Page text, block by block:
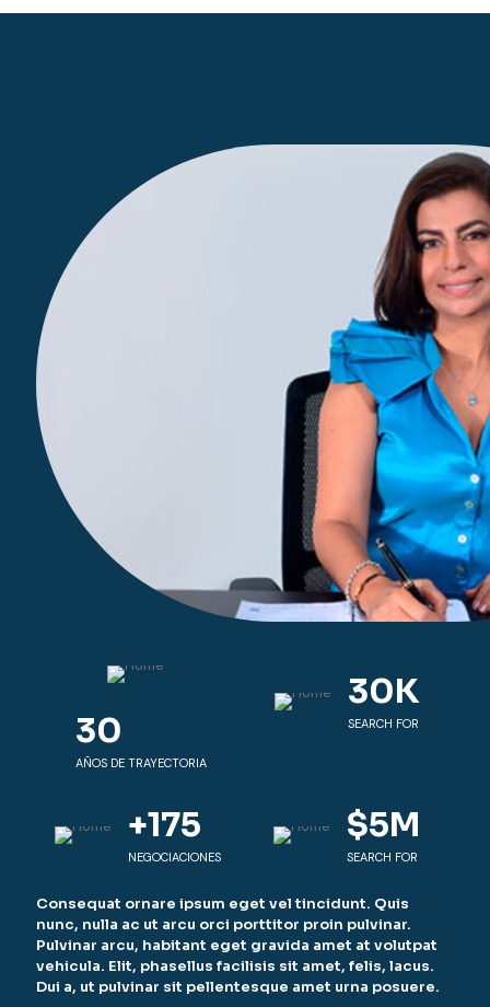
Consequat ornare ipsum eget vel tincidunt. Quis
nunc, nulla ac ut arcu orci porttitor proin pulvinar.
Pulvinar arcu, habitant eget gravida amet at volutpat
vehicula. Elit, phasellus facilisis sit amet, felis, lacus.
Dui a, ut pulvinar sit pellentesque amet urna posuere.
30
AÑOS DE TRAYECTORIA
+175
NEGOCIACIONES
30K
SEARCH FOR
$5M
SEARCH FOR